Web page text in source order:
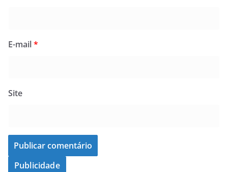
E-mail*
Site
Publicidade